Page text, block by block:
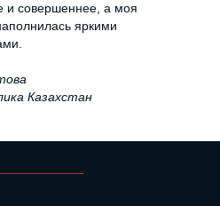
и совершеннее, а моя
яркими
Казахстан